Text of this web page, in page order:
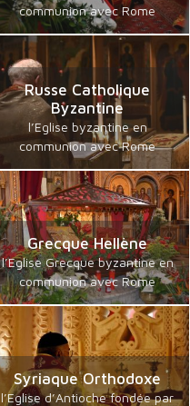
communion avec Rome
Russe Catholique
Byzantine
l’Eglise byzantine en
communion avec Rome
Grecque Hellène
l’Eglise Grecque byzantine en
communion avec Rome
Syriaque Orthodoxe
l’Eglise d’Antioche fondée par